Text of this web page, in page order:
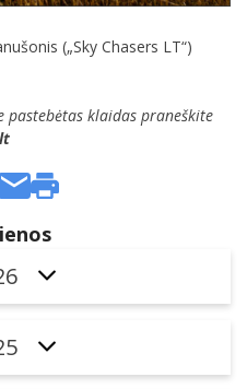
(„Sky Chasers LT“)
pastebėtas klaidas praneškite